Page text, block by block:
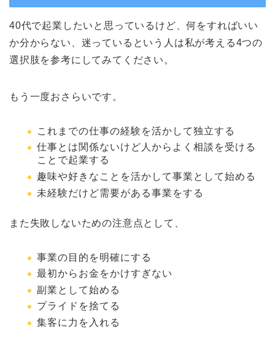
40代で起業したいと思っているけど、何をすればいい
か分からない、迷っているという人は私が考える4つの
選択肢を参考にしてみてください。
もう一度おさらいです。
これまでの仕事の経験を活かして独立する
仕事とは関係ないけど人からよく相談を受ける
ことで起業する
趣味や好きなことを活かして事業として始める
未経験だけど需要がある事業をする
また失敗しないための注意点として、
事業の目的を明確にする
最初からお金をかけすぎない
副業として始める
プライドを捨てる
集客に力を入れる